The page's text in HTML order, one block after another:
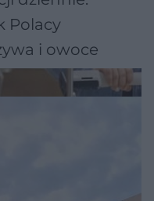
Polacy
i owoce